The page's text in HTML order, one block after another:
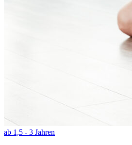
ab 1,5 - 3 Jahren